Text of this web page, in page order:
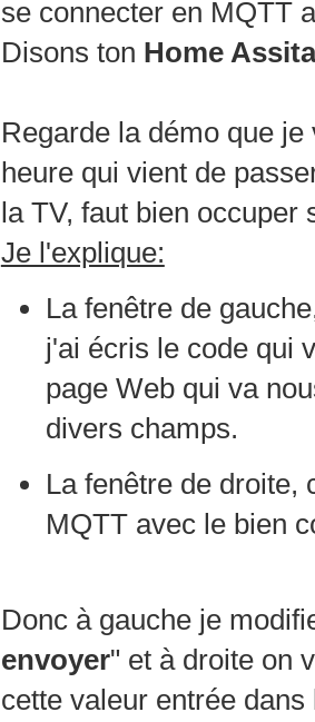
se connecter en MQTT
Disons ton Home
Regarde la démo que
heure qui vient de
la TV, faut bien occuper
Je l'explique:
La fenêtre de
j'ai écris le code qui
page Web qui va
divers champs.
La fenêtre de droite,
MQTT avec le bien
Donc à gauche je
envoyer" et à droite on
cette valeur entrée